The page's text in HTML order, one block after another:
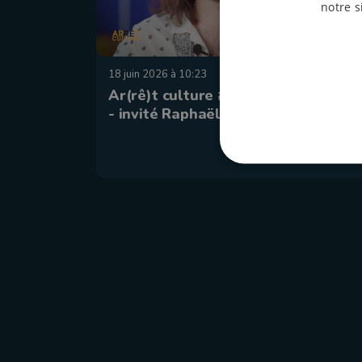
18 juin 2026 à 10:23
Ar(rê)t culture #183 - Baudet'stival
- invité Raphaël Rufo (The Flynts)
notre